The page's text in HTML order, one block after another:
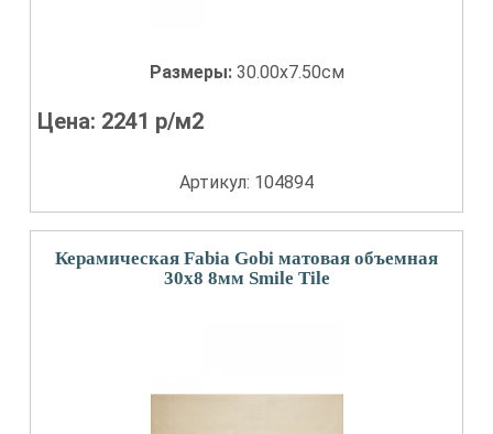
Размеры: 30.00x7.50см
Цена: 2241 р/м2
Артикул: 104894
Керамическая Fabia Gobi матовая объемная
30x8 8мм Smile Tile